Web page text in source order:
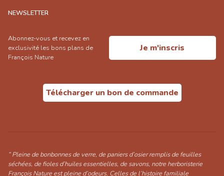
NEWSLETTER
Abonnez-vous et recevez en
exclusivité les bons plans de
François Nature
Je m'inscris
Télécharger un bon de commande
“ Pleine de bonbonnes de verre, de paniers d’osier remplis de feuilles
séchées, de fioles d’huiles essentielles, de savons, notre herboristerie
François Nature est pleine d’odeurs. Celles de l’histoire familiale